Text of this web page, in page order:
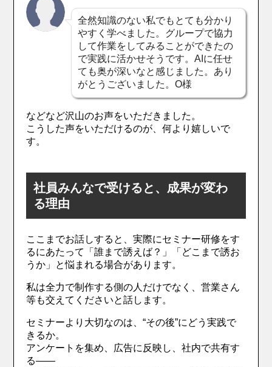
全然知識のない私でもとても分かり
やすく学べました。グループで協力
して作業をしてみることができたの
で実践に活かせそうです。AIに任せ
ても奥が深いなと感じました。あり
がとうございました。O様
などなど沢山のお声をいただきました。
こうした声をいただけるのが、何より嬉しいで
す。
社員みんなで受けると、成果が変わ
る理由
ここまでお話しすると、実際にセミナー研修をす
るにあたって「誰まで誘えば？」「どこまで誘お
うか」と悩まれる場合があります。
私は全力で制作する側の人だけでなく、営業さん
等も交えてくださいと話します。
セミナーより大切なのは、“その後”にどう実践で
きるか。
アンケートを集め、広告に反映し、社内で共有す
る——